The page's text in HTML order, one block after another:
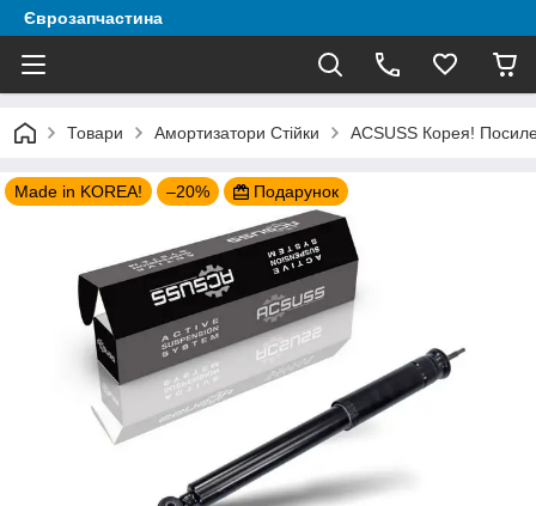
Єврозапчастина
Товари Амортизатори Стійки ACSUSS Корея!
Made in KOREA! –20% Подарунок